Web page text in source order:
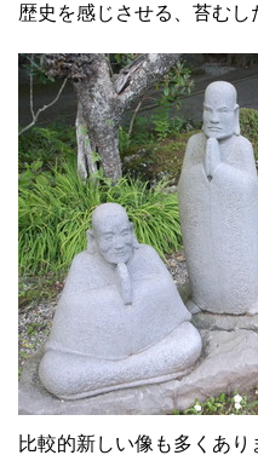
歴史を感じさせる、苔むし
比較的新しい像も多くあり